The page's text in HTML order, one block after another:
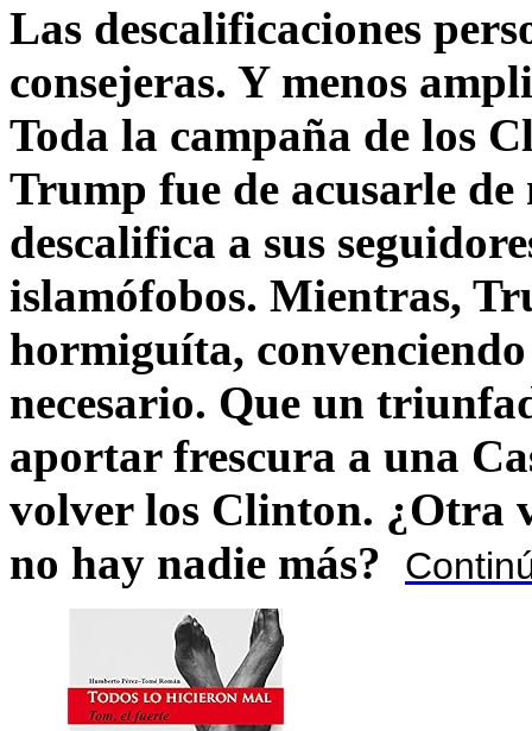
Las descalificaciones
consejeras. Y menos
Toda la campaña de los
Trump fue de acusarle
descalifica a sus
islamófobos. Mientras,
hormiguíta,
necesario. Que un
aportar frescura a una
volver los Clinton. ¿Otra
no hay nadie más?